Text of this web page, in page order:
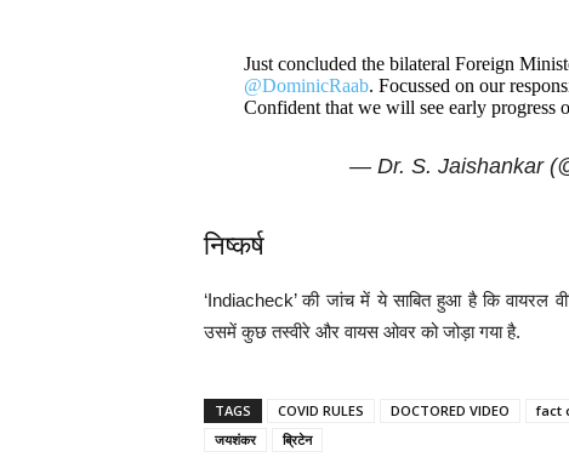
Just concluded the bilateral Foreign
@DominicRaab. Focussed on our
Confident that we will see early progress
— Dr. S. Jaishankar
निष्कर्ष
‘Indiacheck’ की जांच में ये साबित हुआ है कि वायरल
उसमें कुछ तस्वीरे और वायस ओवर को जोड़ा गया है.
TAGS COVID RULES DOCTORED VIDEO fact
जयशंकर
ब्रिटेन